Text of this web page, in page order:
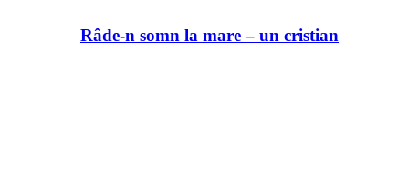
Râde-n somn la mare – un cristian